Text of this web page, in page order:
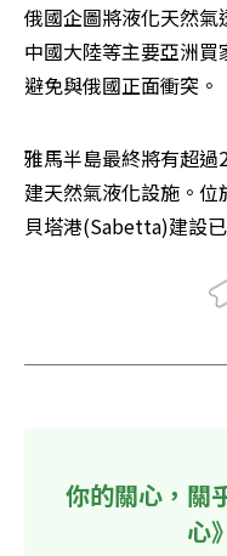
俄國企圖將液化天然
中國大陸等主要亞洲
避免與俄國正面衝突。
雅馬半島最終將有超
建天然氣液化設施。
貝塔港(Sabetta)建設
你的關心，關
心